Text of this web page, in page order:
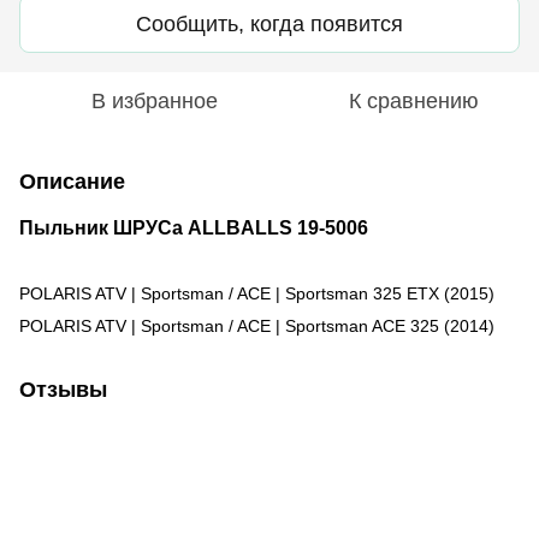
Сообщить, когда появится
В избранное К сравнению
Описание
Пыльник ШРУСа ALLBALLS 19-5006
POLARIS ATV | Sportsman / ACE | Sportsman 325 ETX (2015)
POLARIS ATV | Sportsman / ACE | Sportsman ACE 325 (2014)
Отзывы